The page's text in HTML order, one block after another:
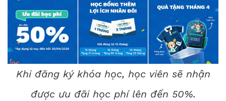
Khi đăng ký khóa học, học viên sẽ nhận
được ưu đãi học phí lên đến 50%.